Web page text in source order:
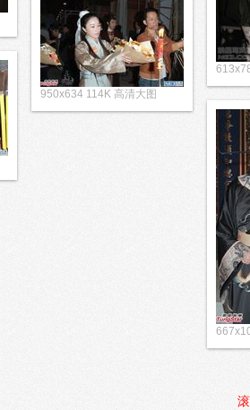
950x634 114K 高清大图